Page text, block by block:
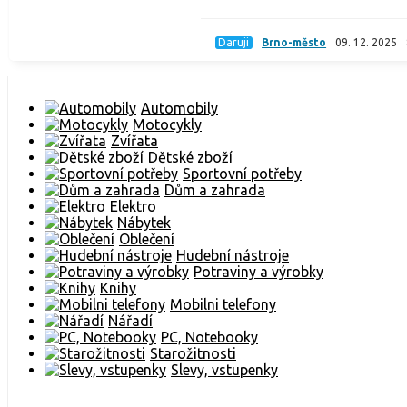
Daruji Brno-město 09. 12. 2025
Automobily
Motocykly
Zvířata
Dětské zboží
Sportovní potřeby
Dům a zahrada
Elektro
Nábytek
Oblečení
Hudební nástroje
Potraviny a výrobky
Knihy
Mobilni telefony
Nářadí
PC, Notebooky
Starožitnosti
Slevy, vstupenky